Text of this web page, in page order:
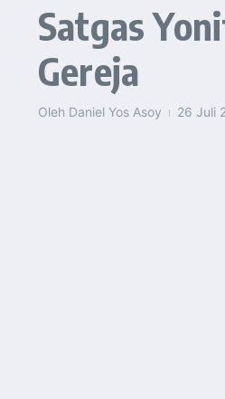
Satgas
Gereja
Oleh Daniel Yos Asoy 26 Juli